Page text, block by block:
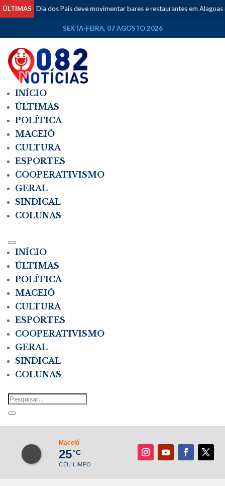
ÚLTIMASDia dos Pais deve movimentar bares e restaurantes em Alagoas
SEXTA-FEIRA, 07 AGOSTO 2026
INÍCIO
ÚLTIMAS
POLÍTICA
MACEIÓ
CULTURA
ESPORTES
COOPERATIVISMO
GERAL
SINDICAL
COLUNAS
INÍCIO
ÚLTIMAS
POLÍTICA
MACEIÓ
CULTURA
ESPORTES
COOPERATIVISMO
GERAL
SINDICAL
COLUNAS
Maceió
25°C
CÉU LIMPO